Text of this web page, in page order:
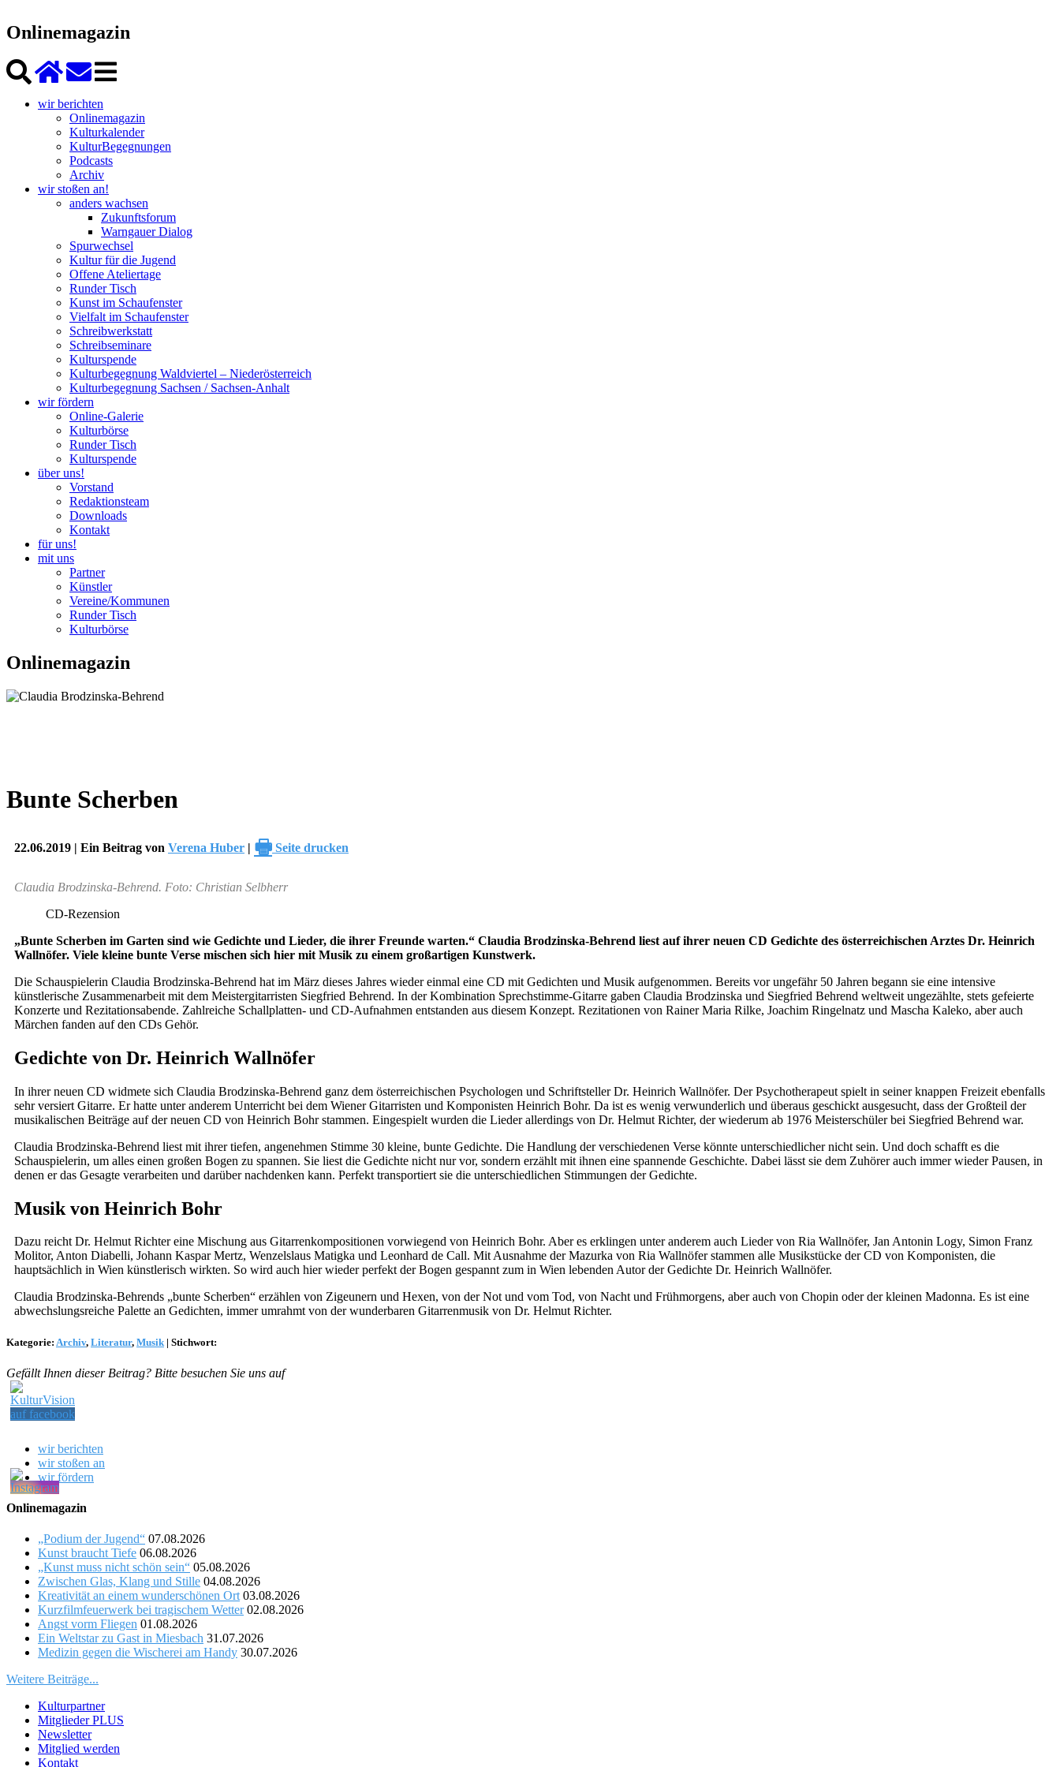
Onlinemagazin
wir berichten
Onlinemagazin
Kulturkalender
KulturBegegnungen
Podcasts
Archiv
wir stoßen an!
anders wachsen
Zukunftsforum
Warngauer Dialog
Spurwechsel
Kultur für die Jugend
Offene Ateliertage
Runder Tisch
Kunst im Schaufenster
Vielfalt im Schaufenster
Schreibwerkstatt
Schreibseminare
Kulturspende
Kulturbegegnung Waldviertel – Niederösterreich
Kulturbegegnung Sachsen / Sachsen-Anhalt
wir fördern
Online-Galerie
Kulturbörse
Runder Tisch
Kulturspende
über uns!
Vorstand
Redaktionsteam
Downloads
Kontakt
für uns!
mit uns
Partner
Künstler
Vereine/Kommunen
Runder Tisch
Kulturbörse
Onlinemagazin
Bunte Scherben
22.06.2019 | Ein Beitrag von Verena Huber | 🖶 Seite drucken
Claudia Brodzinska-Behrend. Foto: Christian Selbherr
CD-Rezension
„Bunte Scherben im Garten sind wie Gedichte und Lieder, die ihrer Freunde warten.“ Claudia Brodzinska-Behrend liest auf ihrer neuen CD Gedichte des österreichischen Arztes Dr. Heinrich
Wallnöfer. Viele kleine bunte Verse mischen sich hier mit Musik zu einem großartigen Kunstwerk.
Die Schauspielerin Claudia Brodzinska-Behrend hat im März dieses Jahres wieder einmal eine CD mit Gedichten und Musik aufgenommen. Bereits vor ungefähr 50 Jahren begann sie eine intensive
künstlerische Zusammenarbeit mit dem Meistergitarristen Siegfried Behrend. In der Kombination Sprechstimme-Gitarre gaben Claudia Brodzinska und Siegfried Behrend weltweit ungezählte, stets gefeierte
Konzerte und Rezitationsabende. Zahlreiche Schallplatten- und CD-Aufnahmen entstanden aus diesem Konzept. Rezitationen von Rainer Maria Rilke, Joachim Ringelnatz und Mascha Kaleko, aber auch
Märchen fanden auf den CDs Gehör.
Gedichte von Dr. Heinrich Wallnöfer
In ihrer neuen CD widmete sich Claudia Brodzinska-Behrend ganz dem österreichischen Psychologen und Schriftsteller Dr. Heinrich Wallnöfer. Der Psychotherapeut spielt in seiner knappen Freizeit ebenfalls
sehr versiert Gitarre. Er hatte unter anderem Unterricht bei dem Wiener Gitarristen und Komponisten Heinrich Bohr. Da ist es wenig verwunderlich und überaus geschickt ausgesucht, dass der Großteil der
musikalischen Beiträge auf der neuen CD von Heinrich Bohr stammen. Eingespielt wurden die Lieder allerdings von Dr. Helmut Richter, der wiederum ab 1976 Meisterschüler bei Siegfried Behrend war.
Claudia Brodzinska-Behrend liest mit ihrer tiefen, angenehmen Stimme 30 kleine, bunte Gedichte. Die Handlung der verschiedenen Verse könnte unterschiedlicher nicht sein. Und doch schafft es die
Schauspielerin, um alles einen großen Bogen zu spannen. Sie liest die Gedichte nicht nur vor, sondern erzählt mit ihnen eine spannende Geschichte. Dabei lässt sie dem Zuhörer auch immer wieder Pausen, in
denen er das Gesagte verarbeiten und darüber nachdenken kann. Perfekt transportiert sie die unterschiedlichen Stimmungen der Gedichte.
Musik von Heinrich Bohr
Dazu reicht Dr. Helmut Richter eine Mischung aus Gitarrenkompositionen vorwiegend von Heinrich Bohr. Aber es erklingen unter anderem auch Lieder von Ria Wallnöfer, Jan Antonin Logy, Simon Franz
Molitor, Anton Diabelli, Johann Kaspar Mertz, Wenzelslaus Matigka und Leonhard de Call. Mit Ausnahme der Mazurka von Ria Wallnöfer stammen alle Musikstücke der CD von Komponisten, die
hauptsächlich in Wien künstlerisch wirkten. So wird auch hier wieder perfekt der Bogen gespannt zum in Wien lebenden Autor der Gedichte Dr. Heinrich Wallnöfer.
Claudia Brodzinska-Behrends „bunte Scherben“ erzählen von Zigeunern und Hexen, von der Not und vom Tod, von Nacht und Frühmorgens, aber auch von Chopin oder der kleinen Madonna. Es ist eine
abwechslungsreiche Palette an Gedichten, immer umrahmt von der wunderbaren Gitarrenmusik von Dr. Helmut Richter.
Kategorie: Archiv, Literatur, Musik | Stichwort:
Gefällt Ihnen dieser Beitrag? Bitte besuchen Sie uns auf
wir berichten
wir stoßen an
wir fördern
Onlinemagazin
„Podium der Jugend“ 07.08.2026
Kunst braucht Tiefe 06.08.2026
„Kunst muss nicht schön sein“ 05.08.2026
Zwischen Glas, Klang und Stille 04.08.2026
Kreativität an einem wunderschönen Ort 03.08.2026
Kurzfilmfeuerwerk bei tragischem Wetter 02.08.2026
Angst vorm Fliegen 01.08.2026
Ein Weltstar zu Gast in Miesbach 31.07.2026
Medizin gegen die Wischerei am Handy 30.07.2026
Weitere Beiträge...
Kulturpartner
Mitglieder PLUS
Newsletter
Mitglied werden
Kontakt